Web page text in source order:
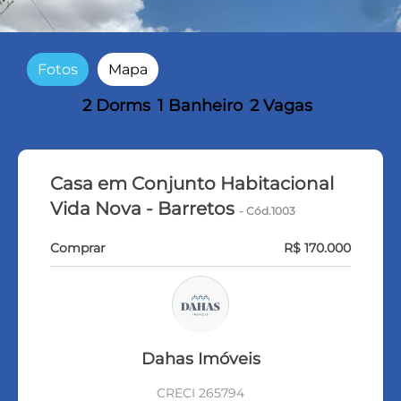
Fotos Mapa
2 Dorms 1 Banheiro 2 Vagas
Casa em Conjunto Habitacional
Vida Nova - Barretos- Cód.1003
Comprar R$ 170.000
Dahas Imóveis
CRECI 265794